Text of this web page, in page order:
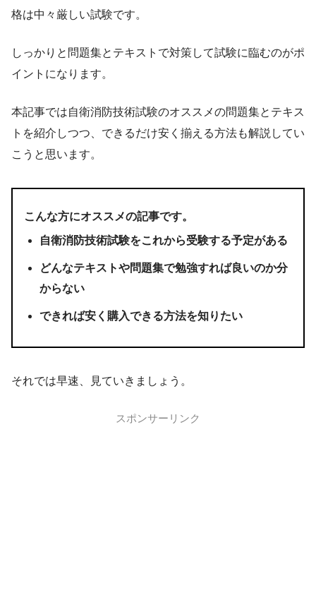
格は中々厳しい試験です。
しっかりと問題集とテキストで対策して試験に臨むのがポ
イントになります。
本記事では自衛消防技術試験のオススメの問題集とテキス
トを紹介しつつ、できるだけ安く揃える方法も解説してい
こうと思います。
こんな方にオススメの記事です。
自衛消防技術試験をこれから受験する予定がある
どんなテキストや問題集で勉強すれば良いのか分
からない
できれば安く購入できる方法を知りたい
それでは早速、見ていきましょう。
スポンサーリンク